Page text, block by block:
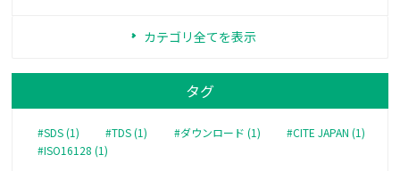
カテゴリ全てを表示
タグ
#SDS (1) #TDS (1) #ダウンロード (1)
#CITE JAPAN (1)
#ISO16128 (1)